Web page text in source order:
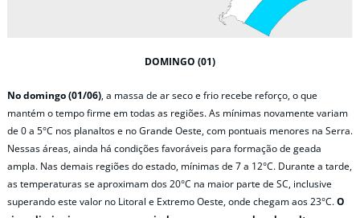
DOMINGO (01)
No domingo (01/06), a massa de ar seco e frio recebe reforço, o que
mantém o tempo firme em todas as regiões. As mínimas novamente variam
de 0 a 5°C nos planaltos e no Grande Oeste, com pontuais menores na Serra.
Nessas áreas, ainda há condições favoráveis para formação de geada
ampla. Nas demais regiões do estado, mínimas de 7 a 12°C. Durante a tarde,
as temperaturas se aproximam dos 20°C na maior parte de SC, inclusive
superando este valor no Litoral e Extremo Oeste, onde chegam aos 23°C.O